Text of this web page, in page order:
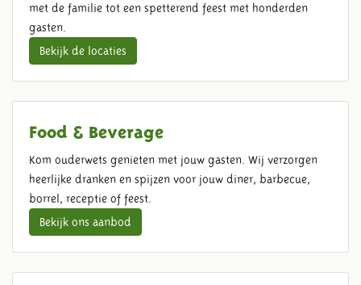
met de familie tot een spetterend feest met honderden
gasten.
Bekijk de locaties
Food & Beverage
Kom ouderwets genieten met jouw gasten. Wij verzorgen
heerlijke dranken en spijzen voor jouw diner, barbecue,
borrel, receptie of feest.
Bekijk ons aanbod